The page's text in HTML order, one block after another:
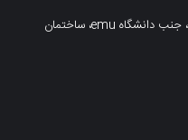
قبرس شمالی، فاماگوستا، خیابان سالامیس، جنب دانشگاه emu، ساختمان